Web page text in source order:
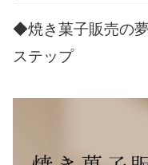
◆焼き菓子販売の
ステップ